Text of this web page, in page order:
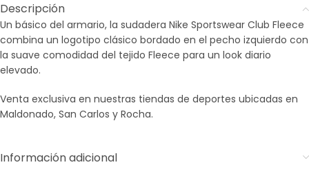
Descripción
Un básico del armario, la sudadera Nike Sportswear Club Fleece
combina un logotipo clásico bordado en el pecho izquierdo con
la suave comodidad del tejido Fleece para un look diario
elevado.
Venta exclusiva en nuestras tiendas de deportes ubicadas en
Maldonado, San Carlos y Rocha.
Información adicional